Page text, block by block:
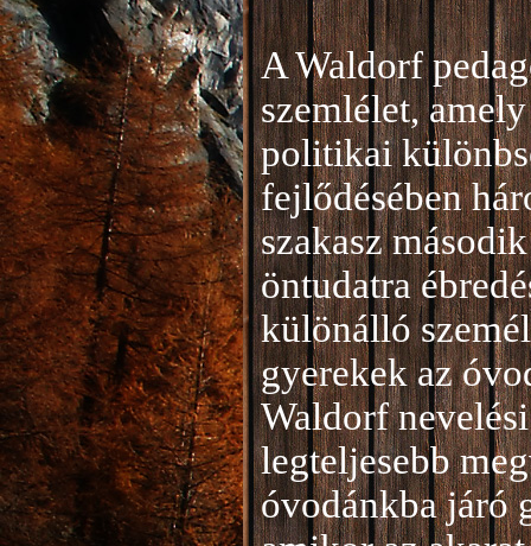
A Waldorf
szemlélet,
politikai
fejlődésében
szakasz
öntudatra
különálló
gyerekek az
Waldorf
legteljesebb
óvodánkba járó